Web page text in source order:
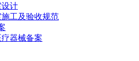
计
工及验收规范
器械备案